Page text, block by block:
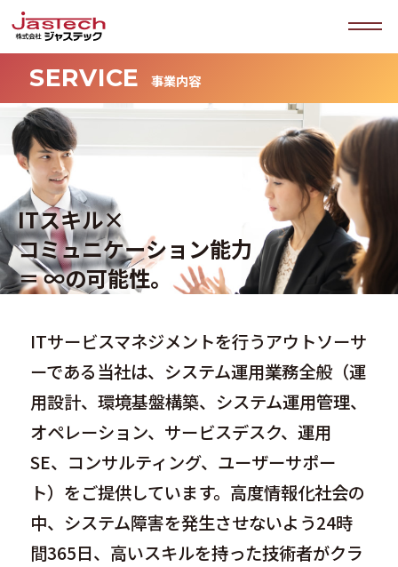
SERVICE 事業内容
ITスキル×
コミュニケーション能力
＝ ∞の可能性。
ITサービスマネジメントを行うアウトソーサ
ーである当社は、システム運用業務全般（運
用設計、環境基盤構築、システム運用管理、
オペレーション、サービスデスク、運用
SE、コンサルティング、ユーザーサポー
ト）をご提供しています。高度情報化社会の
中、システム障害を発生させないよう24時
間365日、高いスキルを持った技術者がクラ